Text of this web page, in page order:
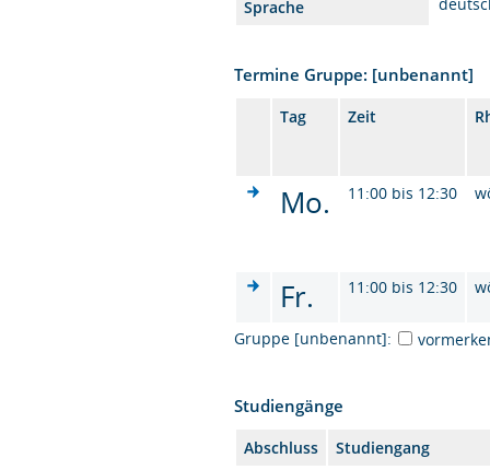
Sprache
Termine Gruppe: [unbenannt]
Tag Zeit
Mo. 11:00 bis 12:30
Fr. 11:00 bis 12:30
Gruppe [unbenannt]:
Studiengänge
Abschluss
Studiengang